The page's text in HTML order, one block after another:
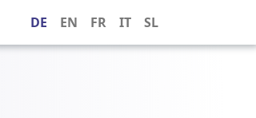
DE EN FR IT SL